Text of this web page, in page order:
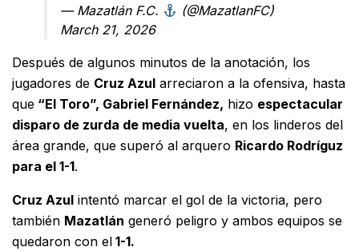
— Mazatlán F.C.
(@MazatlanFC)
March 21, 2026
Después de algunos minutos de la anotación, los
jugadores de Cruz Azul arreciaron a la ofensiva, hasta
que “El Toro”, Gabriel Fernández, hizo espectacular
disparo de zurda de media vuelta, en los linderos del
área grande, que superó al arquero Ricardo Rodríguz
para el 1-1.
Cruz Azul intentó marcar el gol de la victoria, pero
también Mazatlán generó peligro y ambos equipos se
quedaron con el 1-1.